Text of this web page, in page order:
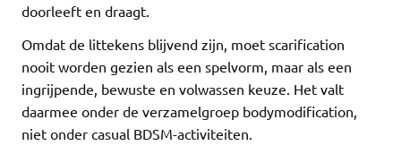
doorleeft en draagt.
Omdat de littekens blijvend zijn, moet scarification
nooit worden gezien als een spelvorm, maar als een
ingrijpende, bewuste en volwassen keuze. Het valt
daarmee onder de verzamelgroep bodymodification,
niet onder casual BDSM-activiteiten.